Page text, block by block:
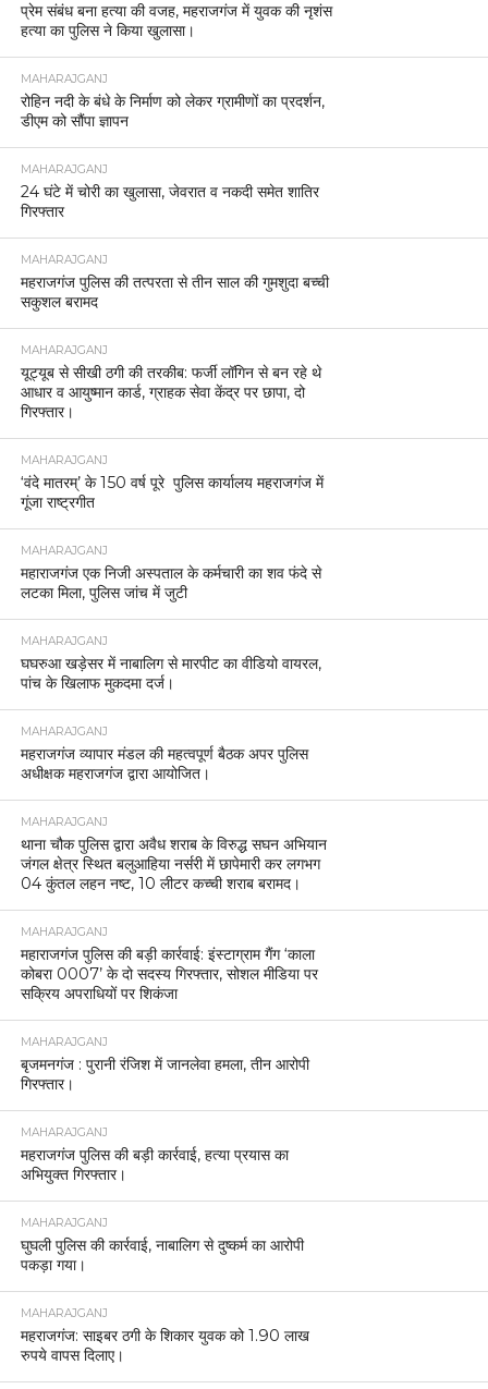
प्रेम संबंध बना हत्या की वजह, महराजगंज में युवक की नृशंस
हत्या का पुलिस ने किया खुलासा।
MAHARAJGANJ
रोहिन नदी के बंधे के निर्माण को लेकर ग्रामीणों का प्रदर्शन,
डीएम को सौंपा ज्ञापन
MAHARAJGANJ
24 घंटे में चोरी का खुलासा, जेवरात व नकदी समेत शातिर
गिरफ्तार
MAHARAJGANJ
महराजगंज पुलिस की तत्परता से तीन साल की गुमशुदा बच्ची
सकुशल बरामद
MAHARAJGANJ
यूट्यूब से सीखी ठगी की तरकीब: फर्जी लॉगिन से बन रहे थे
आधार व आयुष्मान कार्ड, ग्राहक सेवा केंद्र पर छापा, दो
गिरफ्तार।
MAHARAJGANJ
‘वंदे मातरम्’ के 150 वर्ष पूरे पुलिस कार्यालय महराजगंज में
गूंजा राष्ट्रगीत
MAHARAJGANJ
महाराजगंज एक निजी अस्पताल के कर्मचारी का शव फंदे से
लटका मिला, पुलिस जांच में जुटी
MAHARAJGANJ
घघरुआ खड़ेसर में नाबालिग से मारपीट का वीडियो वायरल,
पांच के खिलाफ मुकदमा दर्ज।
MAHARAJGANJ
महराजगंज व्यापार मंडल की महत्वपूर्ण बैठक अपर पुलिस
अधीक्षक महराजगंज द्वारा आयोजित।
MAHARAJGANJ
थाना चौक पुलिस द्वारा अवैध शराब के विरुद्ध सघन अभियान
जंगल क्षेत्र स्थित बलुआहिया नर्सरी में छापेमारी कर लगभग
04 कुंतल लहन नष्ट, 10 लीटर कच्ची शराब बरामद।
MAHARAJGANJ
महाराजगंज पुलिस की बड़ी कार्रवाई: इंस्टाग्राम गैंग ‘काला
कोबरा 0007’ के दो सदस्य गिरफ्तार, सोशल मीडिया पर
सक्रिय अपराधियों पर शिकंजा
MAHARAJGANJ
बृजमनगंज : पुरानी रंजिश में जानलेवा हमला, तीन आरोपी
गिरफ्तार।
MAHARAJGANJ
महराजगंज पुलिस की बड़ी कार्रवाई, हत्या प्रयास का
अभियुक्त गिरफ्तार।
MAHARAJGANJ
घुघली पुलिस की कार्रवाई, नाबालिग से दुष्कर्म का आरोपी
पकड़ा गया।
MAHARAJGANJ
महराजगंज: साइबर ठगी के शिकार युवक को 1.90 लाख
रुपये वापस दिलाए।